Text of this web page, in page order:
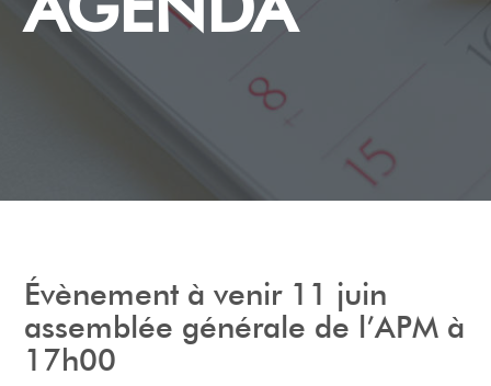
Évènement à venir 11 juin
assemblée générale de l’APM à
17h00